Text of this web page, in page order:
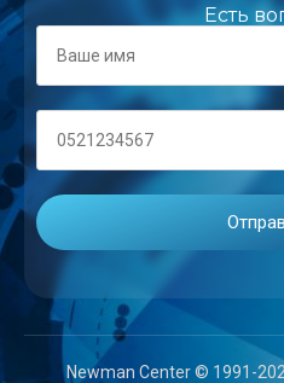
Есть
Newman Center © 1991-